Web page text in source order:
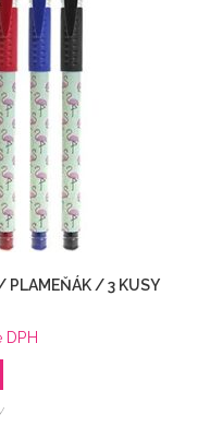
PLAMEŇÁK / 3 KUSY
DPH